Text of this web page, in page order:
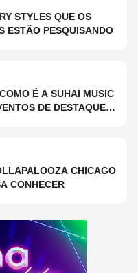
STYLES QUE OS
ESTÃO PESQUISANDO
É A SUHAI MUSIC
DE DESTAQUE
CHICAGO
CONHECER